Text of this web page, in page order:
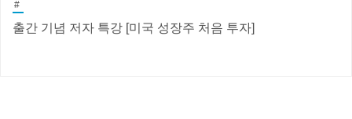
#
출간 기념 저자 특강 [미국 성장주 처음 투자]